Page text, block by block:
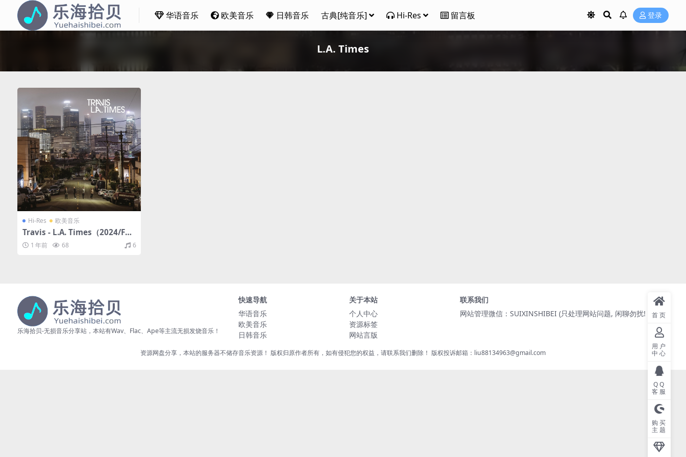
华语音乐 欧美音乐 日韩音乐 古典[纯音乐] Hi-Res 留言板 登录
L.A. Times
Hi-Res 欧美音乐
Travis - L.A. Times（2024/FLA
C/分轨/645M）(24bit/48kHz)
1 年前 68 6
乐海拾贝-无损音乐分享站，本站有Wav、Flac、Ape等主流无损发烧音乐！
快速导航
华语音乐
欧美音乐
日韩音乐
关于本站
个人中心
资源标签
网站言版
联系我们
网站管理微信：SUIXINSHIBEI (只处理网站问题, 闲聊勿扰! )
资源网盘分享，本站的服务器不储存音乐资源！ 版权归原作者所有，如有侵犯您的权益，请联系我们删除！ 版权投诉邮箱：liu88134963@gmail.com
首页
用户
中心
QQ
客服
购买
主题